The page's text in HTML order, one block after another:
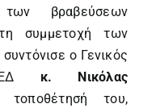
βραβεύσεων
συμμετοχή των
ο Γενικός
κ. Νικόλας
του,